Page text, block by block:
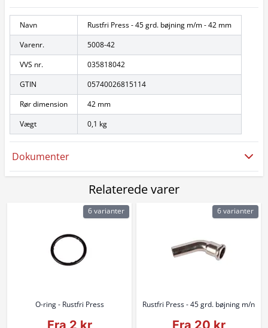
Navn
Rustfri Press - 45 grd. bøjning m/m - 42 mm
Varenr.
5008-42
VVS nr.
035818042
GTIN
05740026815114
Rør dimension
42 mm
Vægt
0,1 kg
Dokumenter
Relaterede varer
O-ring - Rustfri Press
Fra 2 kr
6 varianter
Rustfri Press - 45 grd. bøjning m/n
Fra 20 kr
6 varianter